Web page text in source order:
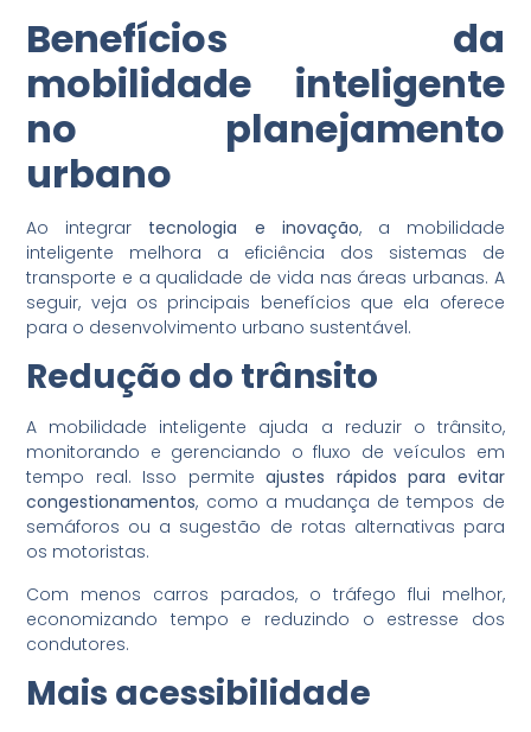
Benefícios da
mobilidade inteligente
no planejamento
urbano
Ao integrar tecnologia e inovação, a mobilidade
inteligente melhora a eficiência dos sistemas de
transporte e a qualidade de vida nas áreas urbanas. A
seguir, veja os principais benefícios que ela oferece
para o desenvolvimento urbano sustentável.
Redução do trânsito
A mobilidade inteligente ajuda a reduzir o trânsito,
monitorando e gerenciando o fluxo de veículos em
tempo real. Isso permiteajustes rápidos para evitar
congestionamentos, como a mudança de tempos de
semáforos ou a sugestão de rotas alternativas para
os motoristas.
Com menos carros parados, o tráfego flui melhor,
economizando tempo e reduzindo o estresse dos
condutores.
Mais acessibilidade